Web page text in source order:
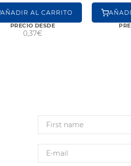
AÑADIR AL CARRITO
PRECIO DESDE
0,37€